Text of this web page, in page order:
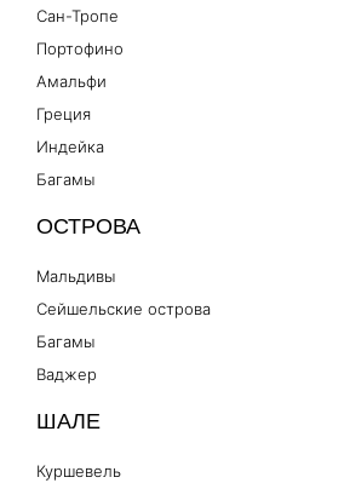
Сан-Тропе
Портофино
Амальфи
Греция
Индейка
Багамы
ОСТРОВА
Мальдивы
Сейшельские острова
Багамы
Ваджер
ШАЛЕ
Куршевель